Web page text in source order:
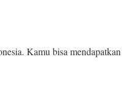
Kamu bisa mendapatkan